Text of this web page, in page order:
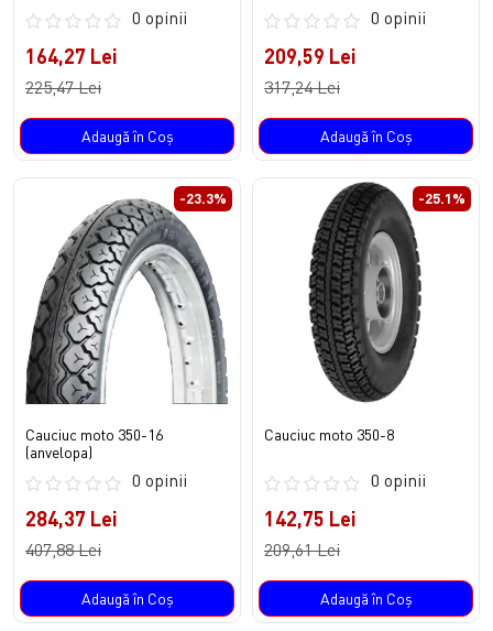
0 opinii
164,27 Lei
225,47 Lei
Adaugă în Coş
0 opinii
209,59 Lei
317,24 Lei
Adaugă în Coş
-23.3%
Cauciuc moto 350-16
(anvelopa)
0 opinii
284,37 Lei
407,88 Lei
Adaugă în Coş
-25.1%
Cauciuc moto 350-8
0 opinii
142,75 Lei
209,61 Lei
Adaugă în Coş